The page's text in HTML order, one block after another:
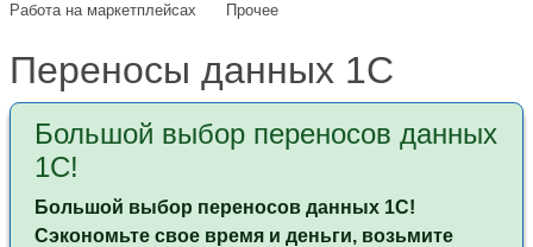
Работа на маркетплейсах
Прочее
Переносы данных 1С
Большой выбор переносов данных
1С!
Большой выбор переносов данных 1С!
Сэкономьте свое время и деньги, возьмите